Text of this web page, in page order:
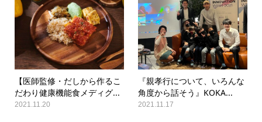
【医師監修・だしから作るこ
だわり健康機能食メディグ...
2021.11.20
『親孝行について、いろんな
角度から話そう』KOKA...
2021.11.17